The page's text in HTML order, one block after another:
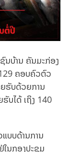
ນບ້ານ ຄັນມະກ່ອງ
ຄອບຄົວຕົວ
ຍຮັບດ້ວຍການ
ຮັບໄດ້ ເຖິງ 140
ບບດ້ານການ
ໃນກອງປະຊຸມ